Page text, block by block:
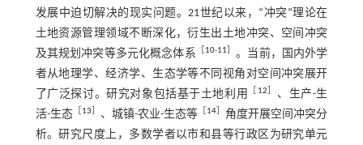
发展中迫切解决的现实问题。21世纪以来，“冲突”理论在
土地资源管理领域不断深化，衍生出土地冲突、空间冲突
及其规划冲突等多元化概念体系
10-11
。当前，国内外学
者从地理学、经济学、生态学等不同视角对空间冲突展开
了广泛探讨。研究对象包括基于土地利用
12
、生产-生
活-生态［ 13 、城镇-农业-生态等 14
角度开展空间冲突分
析。研究尺度上，多数学者以市和县等行政区为研究单元